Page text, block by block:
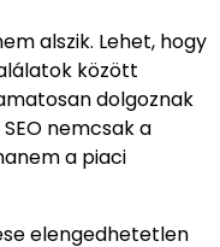
alszik. Lehet, hogy
között
dolgoznak
nemcsak a
a piaci
elengedhetetlen